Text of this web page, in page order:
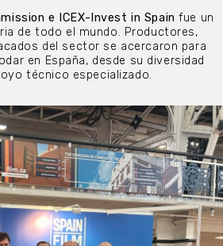
e ICEX-Invest in Spain fue un
de todo el mundo. Productores,
del sector se acercaron para
en España, desde su diversidad
técnico especializado.